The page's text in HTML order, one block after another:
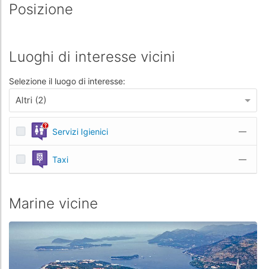
Posizione
Luoghi di interesse vicini
Selezione il luogo di interesse:
Altri (2)
Servizi Igienici —
Taxi —
Marine vicine